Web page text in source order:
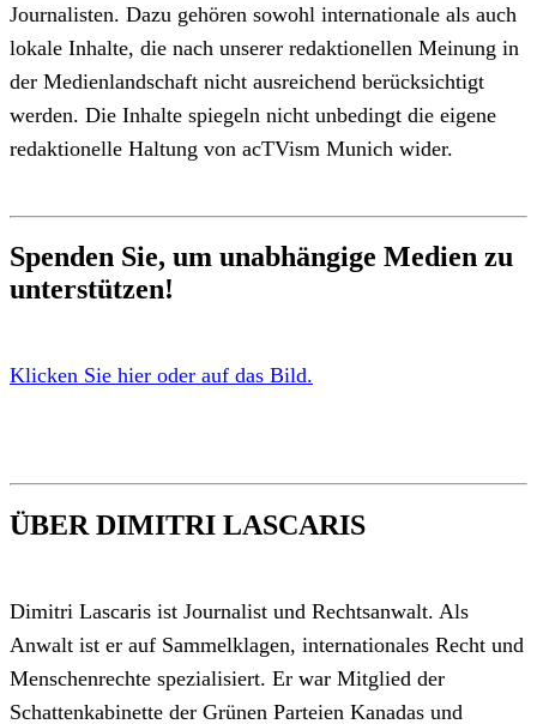
Journalisten. Dazu gehören sowohl internationale als auch
lokale Inhalte, die nach unserer redaktionellen Meinung in
der Medienlandschaft nicht ausreichend berücksichtigt
werden. Die Inhalte spiegeln nicht unbedingt die eigene
redaktionelle Haltung von acTVism Munich wider.
Spenden Sie, um unabhängige Medien zu
unterstützen!
Klicken Sie hier oder auf das Bild.
ÜBER DIMITRI LASCARIS
Dimitri Lascaris ist Journalist und Rechtsanwalt. Als
Anwalt ist er auf Sammelklagen, internationales Recht und
Menschenrechte spezialisiert. Er war Mitglied der
Schattenkabinette der Grünen Parteien Kanadas und